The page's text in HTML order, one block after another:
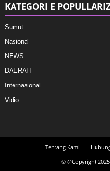
KATEGORI E
Sumut
Nasional
NEWS
DAERAH
Internasional
Vidio
Tentang Kami
© @Copyright